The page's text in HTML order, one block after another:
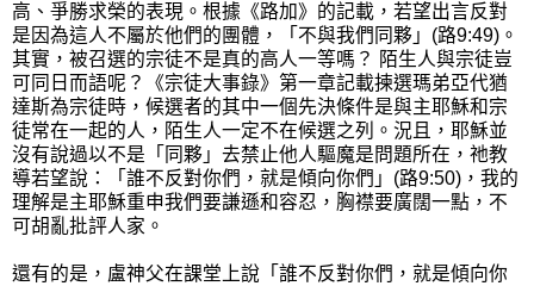
高、爭勝求榮的表現。根據《路加》的記載，若望出言反對
是因為這人不屬於他們的團體，「不與我們同夥」(路9:49)。
其實，被召選的宗徒不是真的高人一等嗎？ 陌生人與宗徒豈
可同日而語呢？《宗徒大事錄》第一章記載揀選瑪弟亞代猶
達斯為宗徒時，候選者的其中一個先決條件是與主耶穌和宗
徒常在一起的人，陌生人一定不在候選之列。況且，耶穌並
沒有說過以不是「同夥」去禁止他人驅魔是問題所在，祂教
導若望說：「誰不反對你們，就是傾向你們」(路9:50)，我的
理解是主耶穌重申我們要謙遜和容忍，胸襟要廣闊一點，不
可胡亂批評人家。
還有的是，盧神父在課堂上說「誰不反對你們，就是傾向你